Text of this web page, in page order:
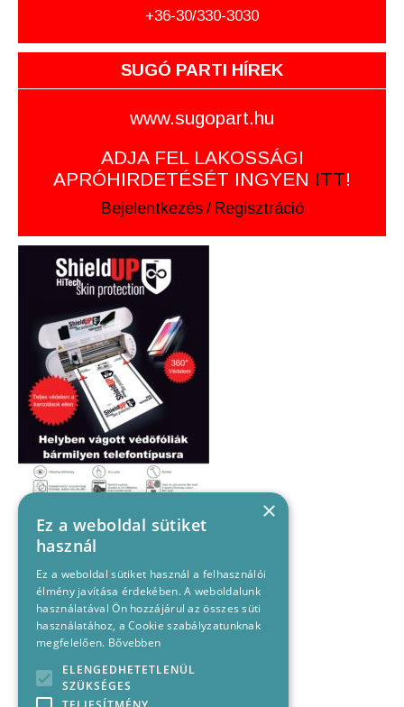
+36-30/330-3030
SUGÓ PARTI HÍREK
www.sugopart.hu
ADJA FEL LAKOSSÁGI
APRÓHIRDETÉSÉT INGYEN ITT!
Bejelentkezés / Regisztráció
×
Ez a weboldal sütiket
használ
Ez a weboldal sütiket használ a felhasználói
élmény javítása érdekében. A weboldalunk
használatával Ön hozzájárul az összes süti
használatához, a Cookie szabályzatunknak
megfelelően. Bővebben
ELENGEDHETETLENÜL
SZÜKSÉGES